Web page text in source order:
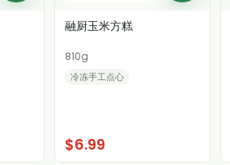
融厨玉米方糕
810g
冷冻手工点心
$6.99